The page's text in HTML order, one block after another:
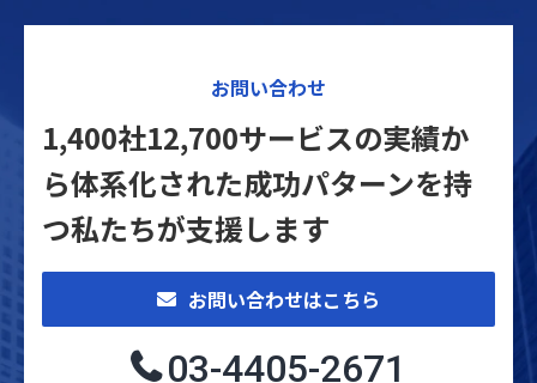
お問い合わせ
1,400社12,700サービスの実績か
ら体系化された成功パターンを持
つ私たちが支援します
お問い合わせはこちら
03-4405-2671